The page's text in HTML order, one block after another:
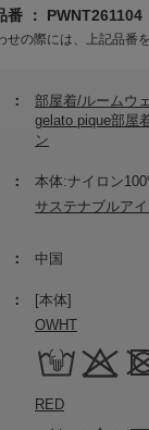
番 ： PWNT261104
せの際には、上記品番
部屋着/ルームウ
gelato pique部屋
ン
本体:ナイロン
サステナブルア
中国
[本体]
OWHT
RED